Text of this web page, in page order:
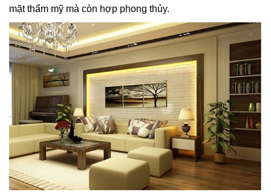
mặt thẩm mỹ mà còn hợp phong thủy.